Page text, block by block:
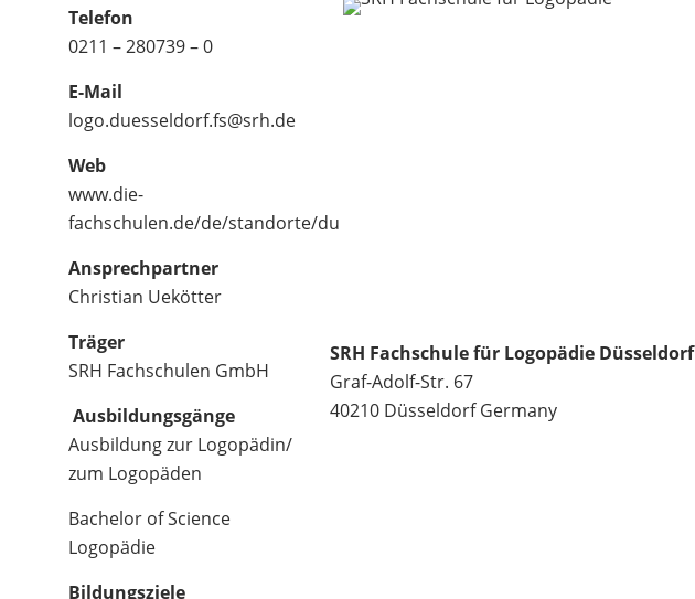
Telefon
0211 – 280739 – 0
E-Mail
logo.duesseldorf.fs@srh.de
Web
www.die-
fachschulen.de/de/standorte/du
Ansprechpartner
Christian Uekötter
Träger
SRH Fachschulen GmbH
Ausbildungsgänge
Ausbildung zur Logopädin/
zum Logopäden
Bachelor of Science
Logopädie
Bildungsziele
SRH Fachschule für Logopädie Düsseldorf
Graf-Adolf-Str. 67
40210 DüsseldorfGermany